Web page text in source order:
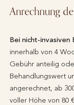
Anrechnung
Bei nicht-invasiven
innerhalb von 4
Gebühr anteilig
Behandlungswert
angerechnet, ab
voller Höhe von 80